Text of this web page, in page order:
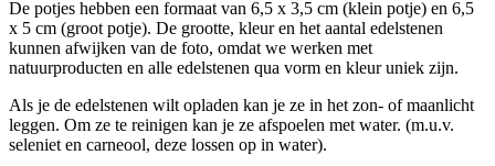
De potjes hebben een formaat van 6,5 x 3,5 cm (klein potje) en 6,5
x 5 cm (groot potje). De grootte, kleur en het aantal edelstenen
kunnen afwijken van de foto, omdat we werken met
natuurproducten en alle edelstenen qua vorm en kleur uniek zijn.
Als je de edelstenen wilt opladen kan je ze in het zon- of maanlicht
leggen. Om ze te reinigen kan je ze afspoelen met water. (m.u.v.
seleniet en carneool, deze lossen op in water).